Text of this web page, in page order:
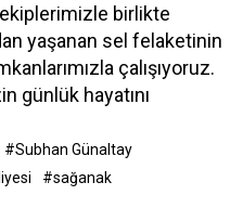
birlikte
yaşanan sel felaketinin
çalışıyoruz.
günlük hayatını
#Subhan Günaltay
#sağanak